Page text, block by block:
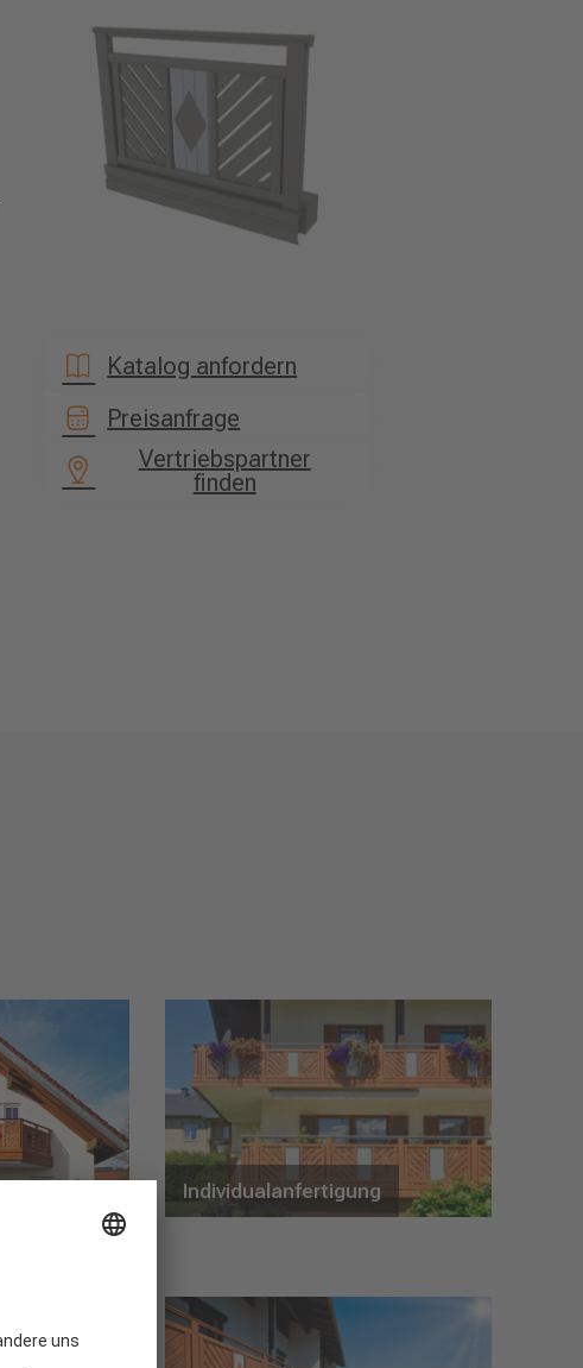
Katalog anfordern
Preisanfrage
Vertriebspartner
finden
Individualanfertigung